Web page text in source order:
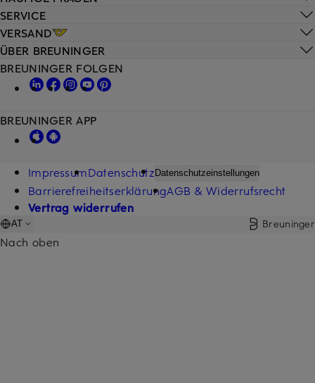
SERVICE
VERSAND
ÜBER BREUNINGER
BREUNINGER FOLGEN
BREUNINGER APP
ImpressumDatenschutz Datenschutzeinstellungen
BarrierefreiheitserklärungAGB & Widerrufsrecht
Vertrag widerrufen
AT Breuninger
Nach oben